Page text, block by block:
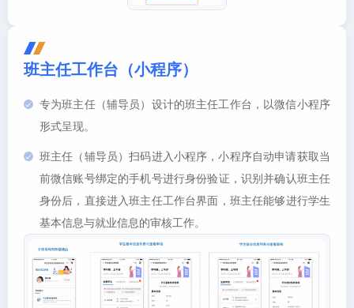
班主任工作台（小程序）
专为班主任（辅导员）设计的班主任工作台，以微信小程序
形式呈现。
班主任（辅导员）扫码进入小程序，小程序自动申请获取当
前微信账号绑定的手机号进行身份验证，识别并确认班主任
身份后，直接进入班主任工作台界面，班主任能够进行学生
基本信息与就业信息的审核工作。